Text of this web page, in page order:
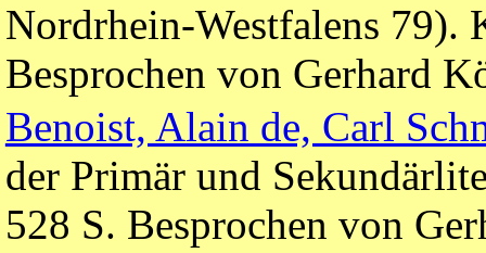
Nordrhein-Westfalens 79).
Besprochen von Gerhard
Benoist, Alain de, Carl
der Primär und
528 S. Besprochen von